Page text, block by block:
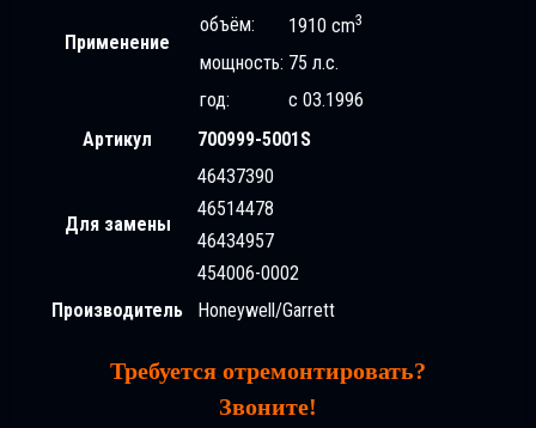
Применение
объём:
1910 cm3
мощность: 75 л.с.
год:
с 03.1996
Артикул
700999-5001S
Для замены
46437390
46514478
46434957
454006-0002
Производитель
Honeywell/Garrett
Требуется отремонтировать?
Звоните!